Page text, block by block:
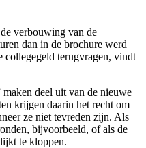
verbouwing van de
dan in de brochure werd
collegegeld terugvragen, vindt
deel uit van de nieuwe
krijgen daarin het recht om
ze niet tevreden zijn. Als
bijvoorbeeld, of als de
te kloppen.